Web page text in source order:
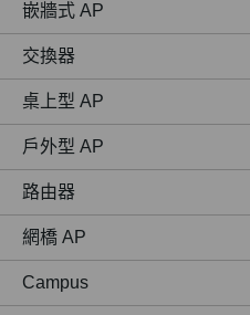
嵌牆式 AP
交換器
桌上型 AP
戶外型 AP
路由器
網橋 AP
Campus